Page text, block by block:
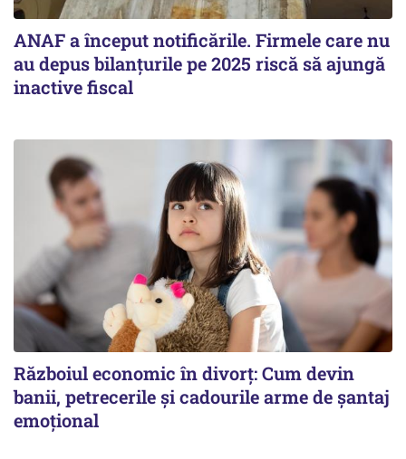
ANAF a început notificările. Firmele care nu
au depus bilanțurile pe 2025 riscă să ajungă
inactive fiscal
Războiul economic în divorț: Cum devin
banii, petrecerile și cadourile arme de șantaj
emoțional